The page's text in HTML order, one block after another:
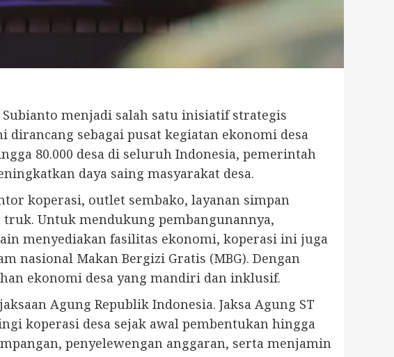
Subianto menjadi salah satu inisiatif strategis
sebagai pusat kegiatan ekonomi desa
80.000 desa di seluruh Indonesia, pemerintah
daya saing masyarakat desa.
koperasi, outlet sembako, layanan simpan
Untuk mendukung pembangunannya,
menyediakan fasilitas ekonomi, koperasi ini juga
nasional Makan Bergizi Gratis (MBG). Dengan
ekonomi desa yang mandiri dan inklusif.
Agung Republik Indonesia. Jaksa Agung ST
koperasi desa sejak awal pembentukan hingga
penyelewengan anggaran, serta menjamin